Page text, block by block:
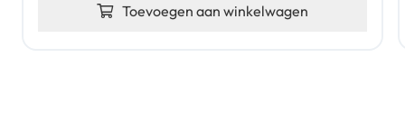
Toevoegen aan winkelwagen